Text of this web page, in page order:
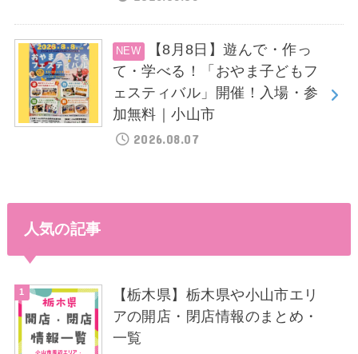
【8月8日】遊んで・作っ
て・学べる！「おやま子どもフ
ェスティバル」開催！入場・参
加無料｜小山市
2026.08.07
人気の記事
【栃木県】栃木県や小山市エリ
アの開店・閉店情報のまとめ・
一覧